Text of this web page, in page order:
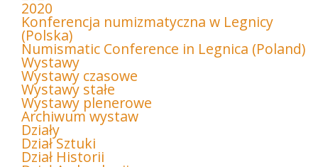
2020
Konferencja numizmatyczna w Legnicy
(Polska)
Numismatic Conference in Legnica (Poland)
Wystawy
Wystawy czasowe
Wystawy stałe
Wystawy plenerowe
Archiwum wystaw
Działy
Dział Sztuki
Dział Historii